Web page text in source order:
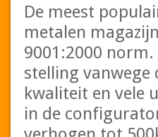
De meest
metalen
9001:2000
stelling vanwege
kwaliteit en vele
in de